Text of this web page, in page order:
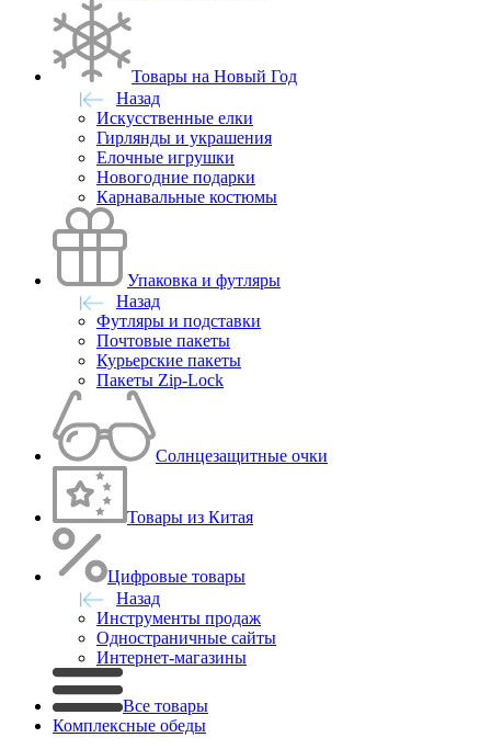
Товары на Новый Год
Назад
Искусственные елки
Гирлянды и украшения
Елочные игрушки
Новогодние подарки
Карнавальные костюмы
Упаковка и футляры
Назад
Футляры и подставки
Почтовые пакеты
Курьерские пакеты
Пакеты Zip-Lock
Солнцезащитные очки
Товары из Китая
Цифровые товары
Назад
Инструменты продаж
Одностраничные сайты
Интернет-магазины
Все товары
Комплексные обеды